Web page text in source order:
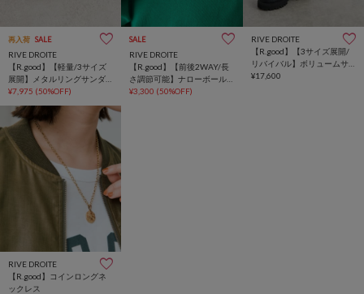
再入荷 SALE
RIVE DROITE
【R.good】【軽量/3サイズ
展開】メタルリングサンダ
ル
¥7,975 (50%OFF)
SALE
RIVE DROITE
【R.good】【前後2WAY/長
さ調節可能】ナローボール
チェーンラリエット
¥3,300 (50%OFF)
RIVE DROITE
【R.good】【3サイズ展開/
リバイバル】ボリュームサ
イドゴアブーツ
¥17,600
RIVE DROITE
【R.good】コインロングネ
ックレス